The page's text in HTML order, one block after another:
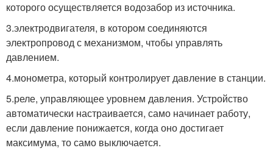
которого осуществляется водозабор из источника.
3.электродвигателя, в котором соединяются
электропровод с механизмом, чтобы управлять
давлением.
4.монометра, который контролирует давление в станции.
5.реле, управляющее уровнем давления. Устройство
автоматически настраивается, само начинает работу,
если давление понижается, когда оно достигает
максимума, то само выключается.